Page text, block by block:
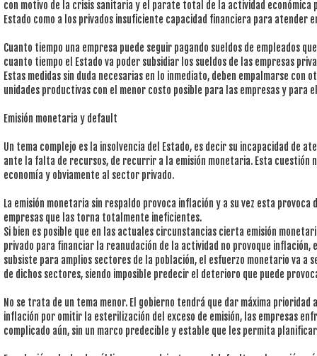
con motivo de la crisis sanitaria y el parate total de la actividad económica
Estado como a los privados insuficiente capacidad financiera para atender
Cuanto tiempo una empresa puede seguir pagando sueldos de empleados
cuanto tiempo el Estado va poder subsidiar los sueldos de las empresas
Estas medidas sin duda necesarias en lo inmediato, deben empalmarse
unidades productivas con el menor costo posible para las empresas y para
Emisión monetaria y default
Un tema complejo es la insolvencia del Estado, es decir su incapacidad de
ante la falta de recursos, de recurrir a la emisión monetaria. Esta cuestión
economía y obviamente al sector privado.
La emisión monetaria sin respaldo provoca inflación y a su vez esta
empresas que las torna totalmente ineficientes.
Si bien es posible que en las actuales circunstancias cierta emisión
privado para financiar la reanudación de la actividad no provoque inflación,
subsiste para amplios sectores de la población, el esfuerzo monetario va a
de dichos sectores, siendo imposible predecir el deterioro que puede
No se trata de un tema menor. El gobierno tendrá que dar máxima prioridad
inflación por omitir la esterilización del exceso de emisión, las empresas
complicado aún, sin un marco predecible y estable que les permita